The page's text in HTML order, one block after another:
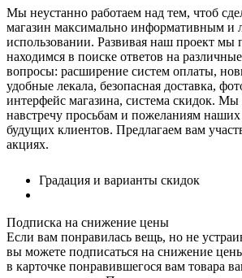
Мы неустанно работаем над тем, чтоб
магазин максимально информативным и
использовании. Развивая наш проект мы
находимся в поиске ответов на
вопросы: расширение систем оплаты,
удобные лекала, безопасная доставка,
интерфейс магазина, система скидок. Мы
навстречу просьбам и пожеланиям
будущих клиентов. Предлагаем вам
акциях.
Градация и варианты скидок
Подписка на снижение цены
Если вам понравилась вещь, но не
вы можете подписаться на снижение
в карточке понравившегося вам товара